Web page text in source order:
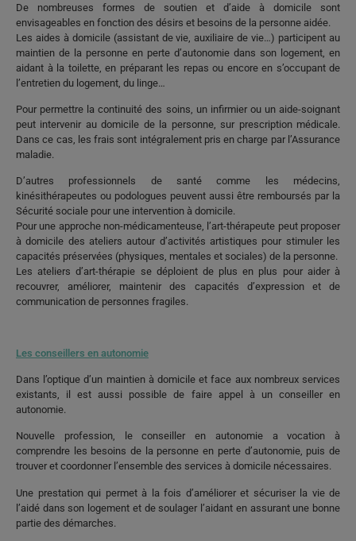
De nombreuses formes de soutien et d’aide à domicile sont
envisageables en fonction des désirs et besoins de la personne aidée.
Les aides à domicile (assistant de vie, auxiliaire de vie…) participent au
maintien de la personne en perte d’autonomie dans son logement, en
aidant à la toilette, en préparant les repas ou encore en s’occupant de
l’entretien du logement, du linge…
Pour permettre la continuité des soins, un infirmier ou un aide-soignant
peut intervenir au domicile de la personne, sur prescription médicale.
Dans ce cas, les frais sont intégralement pris en charge par l’Assurance
maladie.
D’autres professionnels de santé comme les médecins,
kinésithérapeutes ou podologues peuvent aussi être remboursés par la
Sécurité sociale pour une intervention à domicile.
Pour une approche non-médicamenteuse, l’art-thérapeute peut proposer
à domicile des ateliers autour d’activités artistiques pour stimuler les
capacités préservées (physiques, mentales et sociales) de la personne.
Les ateliers d’art-thérapie se déploient de plus en plus pour aider à
recouvrer, améliorer, maintenir des capacités d’expression et de
communication de personnes fragiles.
Les conseillers en autonomie
Dans l’optique d’un maintien à domicile et face aux nombreux services
existants, il est aussi possible de faire appel à un conseiller en
autonomie.
Nouvelle profession, le conseiller en autonomie a vocation à
comprendre les besoins de la personne en perte d’autonomie, puis de
trouver et coordonner l’ensemble des services à domicile nécessaires.
Une prestation qui permet à la fois d’améliorer et sécuriser la vie de
l’aidé dans son logement et de soulager l’aidant en assurant une bonne
partie des démarches.